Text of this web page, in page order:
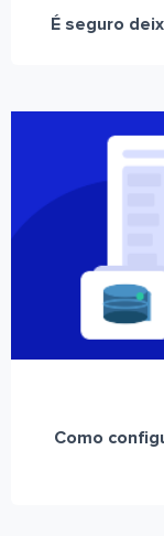
É seguro
Como